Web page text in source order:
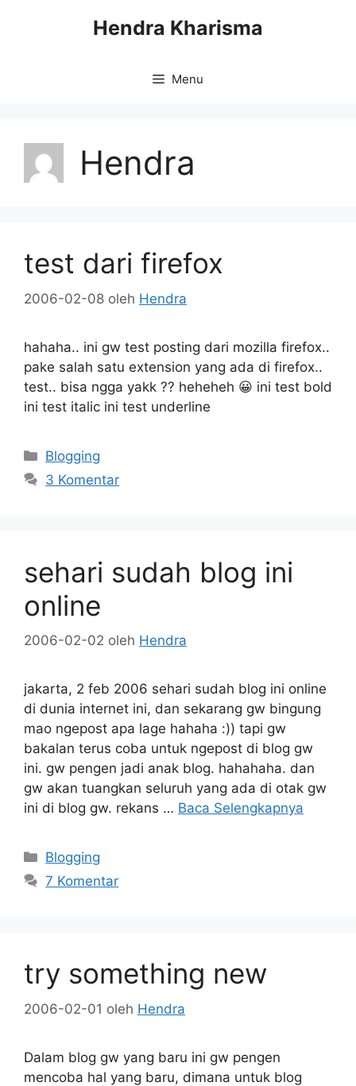
Hendra Kharisma
Menu
Hendra
test dari firefox
2006-02-08 oleh Hendra
hahaha.. ini gw test posting dari mozilla firefox..
pake salah satu extension yang ada di firefox..
test.. bisa ngga yakk ?? heheheh 😀 ini test bold
ini test italic ini test underline
Kategori
Blogging
3 Komentar
sehari sudah blog ini
online
2006-02-02 oleh Hendra
jakarta, 2 feb 2006 sehari sudah blog ini online
di dunia internet ini, dan sekarang gw bingung
mao ngepost apa lage hahaha :)) tapi gw
bakalan terus coba untuk ngepost di blog gw
ini. gw pengen jadi anak blog. hahahaha. dan
gw akan tuangkan seluruh yang ada di otak gw
ini di blog gw. rekans … Baca Selengkapnya
Kategori
Blogging
7 Komentar
try something new
2006-02-01 oleh Hendra
Dalam blog gw yang baru ini gw pengen
mencoba hal yang baru, dimana untuk blog